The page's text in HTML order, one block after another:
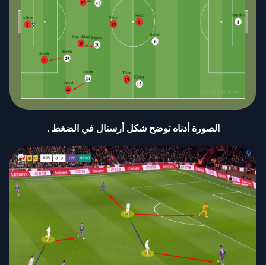
الصورة أدناه توضح شكل أرسنال في الضغط .